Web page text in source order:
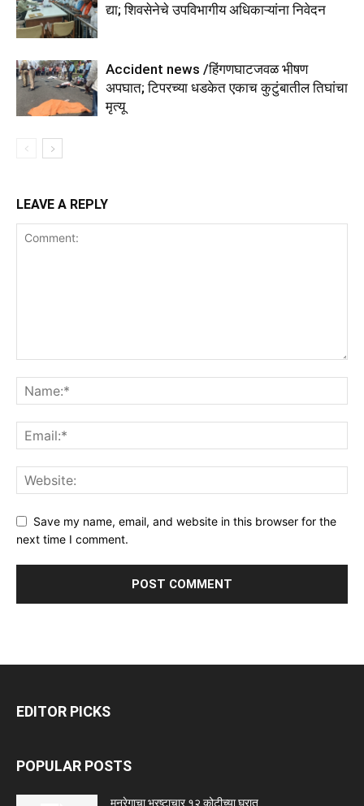
द्या; शिवसेनेचे उपविभागीय अधिकाऱ्यांना निवेदन
Accident news /हिंगणघाटजवळ भीषण
अपघात; टिपरच्या धडकेत एकाच कुटुंबातील तिघांचा
मृत्यू
LEAVE A REPLY
Save my name, email, and website in this browser for the
next time I comment.
EDITOR PICKS
POPULAR POSTS
मनरेगाचा भ्रष्टाचार १२ कोटीच्या घरात